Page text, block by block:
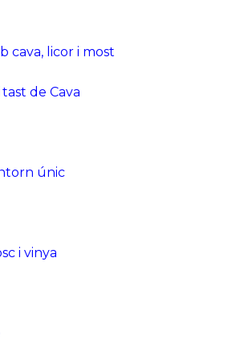
cava, licor i most
de Cava
únic
i vinya